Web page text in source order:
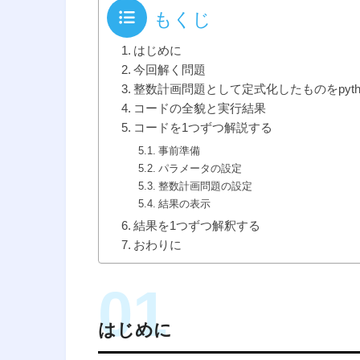
もくじ
はじめに
今回解く問題
整数計画問題として定式化したものを
コードの全貌と実行結果
コードを1つずつ解説する
事前準備
パラメータの設定
整数計画問題の設定
結果の表示
結果を1つずつ解釈する
おわりに
はじめに